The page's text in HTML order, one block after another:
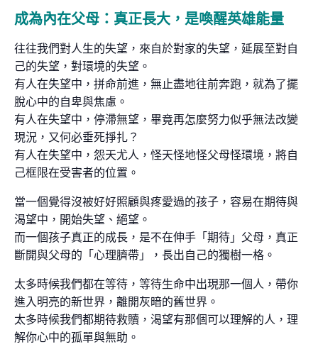
成為內在父母：真正長大，是喚醒英雄能量
往往我們對人生的失望，來自於對家的失望，延展至對自
己的失望，對環境的失望。
有人在失望中，拼命前進，無止盡地往前奔跑，就為了擺
脫心中的自卑與焦慮。
有人在失望中，停滯無望，畢竟再怎麼努力似乎無法改變
現況，又何必垂死掙扎？
有人在失望中，怨天尤人，怪天怪地怪父母怪環境，將自
己框限在受害者的位置。
當一個覺得沒被好好照顧與疼愛過的孩子，容易在期待與
渴望中，開始失望、絕望。
而一個孩子真正的成長，是不在伸手「期待」父母，真正
斷開與父母的「心理臍帶」，長出自己的獨樹一格。
太多時候我們都在等待，等待生命中出現那一個人，帶你
進入明亮的新世界，離開灰暗的舊世界。
太多時候我們都期待救贖，渴望有那個可以理解的人，理
解你心中的孤單與無助。